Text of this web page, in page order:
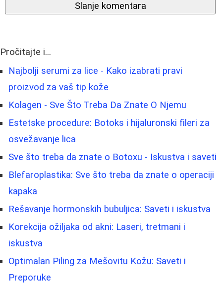
Slanje komentara
Pročitajte i...
Najbolji serumi za lice - Kako izabrati pravi
proizvod za vaš tip kože
Kolagen - Sve Što Treba Da Znate O Njemu
Estetske procedure: Botoks i hijaluronski fileri za
osvežavanje lica
Sve što treba da znate o Botoxu - Iskustva i saveti
Blefaroplastika: Sve što treba da znate o operaciji
kapaka
Rešavanje hormonskih bubuljica: Saveti i iskustva
Korekcija ožiljaka od akni: Laseri, tretmani i
iskustva
Optimalan Piling za Mešovitu Kožu: Saveti i
Preporuke